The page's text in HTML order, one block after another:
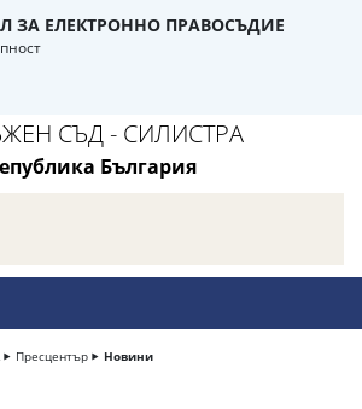
ЗА ЕЛЕКТРОННО ПРАВОСЪДИЕ
СЪД - СИЛИСТРА
България
Пресцентър Новини